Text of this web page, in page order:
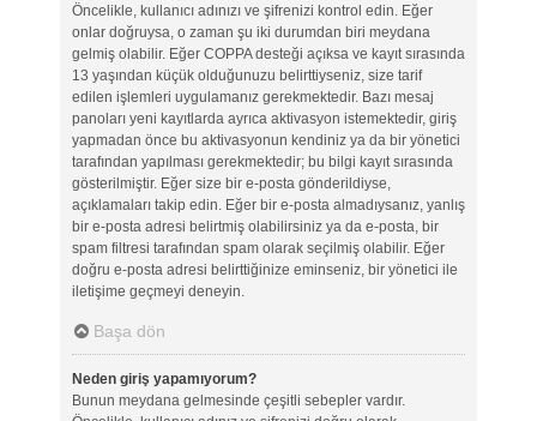
Öncelikle, kullanıcı adınızı ve şifrenizi kontrol edin. Eğer
onlar doğruysa, o zaman şu iki durumdan biri meydana
gelmiş olabilir. Eğer COPPA desteği açıksa ve kayıt sırasında
13 yaşından küçük olduğunuzu belirttiyseniz, size tarif
edilen işlemleri uygulamanız gerekmektedir. Bazı mesaj
panoları yeni kayıtlarda ayrıca aktivasyon istemektedir, giriş
yapmadan önce bu aktivasyonun kendiniz ya da bir yönetici
tarafından yapılması gerekmektedir; bu bilgi kayıt sırasında
gösterilmiştir. Eğer size bir e-posta gönderildiyse,
açıklamaları takip edin. Eğer bir e-posta almadıysanız, yanlış
bir e-posta adresi belirtmiş olabilirsiniz ya da e-posta, bir
spam filtresi tarafından spam olarak seçilmiş olabilir. Eğer
doğru e-posta adresi belirttiğinize eminseniz, bir yönetici ile
iletişime geçmeyi deneyin.
Başa dön
Neden giriş yapamıyorum?
Bunun meydana gelmesinde çeşitli sebepler vardır.